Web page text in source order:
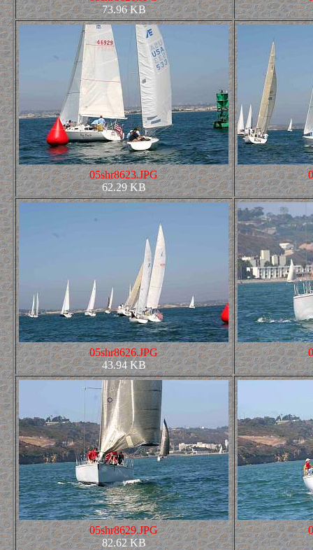
73.96 KB
05shr8623.JPG
62.29 KB
05shr8626.JPG
43.94 KB
05shr8629.JPG
82.62 KB